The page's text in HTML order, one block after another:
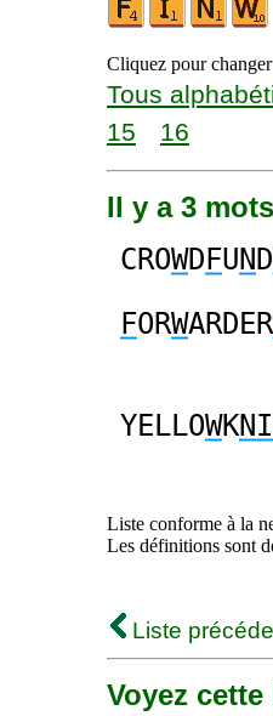
Cliquez pour
Tous
15
16
Il y a 3
CROWD FUN D
FORWARDER
YELLOWK
Liste conforme à la
Les définitions sont
Liste
Voyez